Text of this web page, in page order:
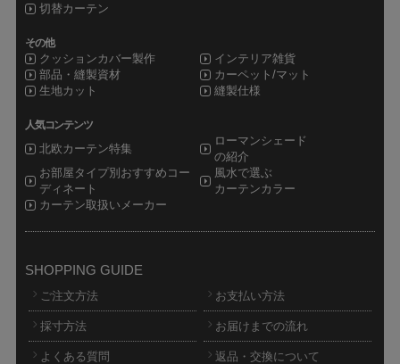
切替カーテン
その他
クッションカバー製作
インテリア雑貨
部品・縫製資材
カーペット/マット
生地カット
縫製仕様
人気コンテンツ
北欧カーテン特集
ローマンシェード
の紹介
お部屋タイプ別おすすめコー
ディネート
風水で選ぶ
カーテンカラー
カーテン取扱いメーカー
SHOPPING GUIDE
ご注文方法 お支払い方法
採寸方法 お届けまでの流れ
よくある質問 返品・交換について